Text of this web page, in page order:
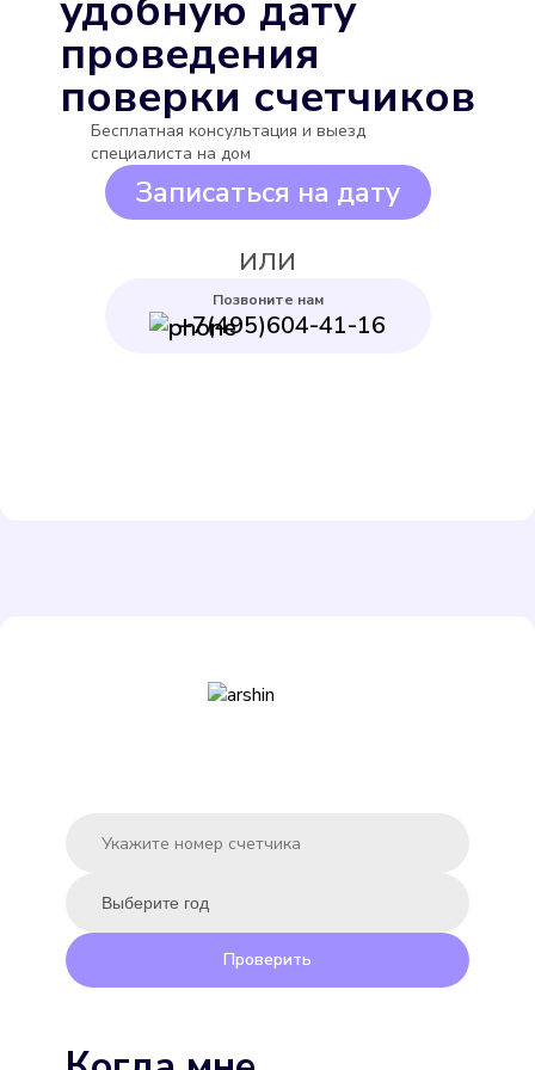
Бетар СГВ-15
Подробнее
проведения
поверки счетчиков
Бесплатная консультация и выезд
специалиста на дом
Записаться на дату
ИЛИ
Позвоните нам
+7(495)604-41-16
Проверить